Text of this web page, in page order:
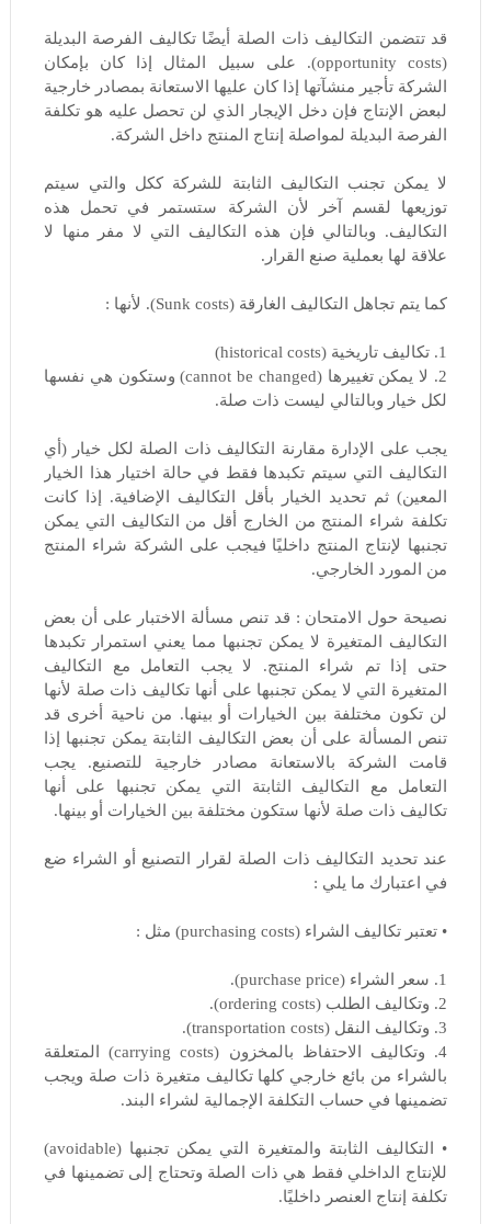
قد تتضمن التكاليف ذات الصلة أيضًا تكاليف الفرصة البديلة
(opportunity costs). على سبيل المثال إذا كان بإمكان
الشركة تأجير منشآتها إذا كان عليها الاستعانة بمصادر خارجية
لبعض الإنتاج فإن دخل الإيجار الذي لن تحصل عليه هو تكلفة
الفرصة البديلة لمواصلة إنتاج المنتج داخل الشركة.
لا يمكن تجنب التكاليف الثابتة للشركة ككل والتي سيتم
توزيعها لقسم آخر لأن الشركة ستستمر في تحمل هذه
التكاليف. وبالتالي فإن هذه التكاليف التي لا مفر منها لا
علاقة لها بعملية صنع القرار.
كما يتم تجاهل التكاليف الغارقة (Sunk costs). لأنها :
1. تكاليف تاريخية (historical costs)
2. لا يمكن تغييرها (cannot be changed) وستكون هي نفسها
لكل خيار وبالتالي ليست ذات صلة.
يجب على الإدارة مقارنة التكاليف ذات الصلة لكل خيار (أي
التكاليف التي سيتم تكبدها فقط في حالة اختيار هذا الخيار
المعين) ثم تحديد الخيار بأقل التكاليف الإضافية. إذا كانت
تكلفة شراء المنتج من الخارج أقل من التكاليف التي يمكن
تجنبها لإنتاج المنتج داخليًا فيجب على الشركة شراء المنتج
من المورد الخارجي.
نصيحة حول الامتحان : قد تنص مسألة الاختبار على أن بعض
التكاليف المتغيرة لا يمكن تجنبها مما يعني استمرار تكبدها
حتى إذا تم شراء المنتج. لا يجب التعامل مع التكاليف
المتغيرة التي لا يمكن تجنبها على أنها تكاليف ذات صلة لأنها
لن تكون مختلفة بين الخيارات أو بينها. من ناحية أخرى قد
تنص المسألة على أن بعض التكاليف الثابتة يمكن تجنبها إذا
قامت الشركة بالاستعانة مصادر خارجية للتصنيع. يجب
التعامل مع التكاليف الثابتة التي يمكن تجنبها على أنها
تكاليف ذات صلة لأنها ستكون مختلفة بين الخيارات أو بينها.
عند تحديد التكاليف ذات الصلة لقرار التصنيع أو الشراء ضع
في اعتبارك ما يلي :
• تعتبر تكاليف الشراء (purchasing costs) مثل :
1. سعر الشراء (purchase price).
2. وتكاليف الطلب (ordering costs).
3. وتكاليف النقل (transportation costs).
4. وتكاليف الاحتفاظ بالمخزون (carrying costs) المتعلقة
بالشراء من بائع خارجي كلها تكاليف متغيرة ذات صلة ويجب
تضمينها في حساب التكلفة الإجمالية لشراء البند.
• التكاليف الثابتة والمتغيرة التي يمكن تجنبها (avoidable)
للإنتاج الداخلي فقط هي ذات الصلة وتحتاج إلى تضمينها في
تكلفة إنتاج العنصر داخليًا.